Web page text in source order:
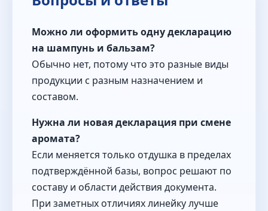
Можно ли оформить одну декларацию
на шампунь и бальзам?
Обычно нет, потому что это разные виды
продукции с разным назначением и
составом.
Нужна ли новая декларация при смене
аромата?
Если меняется только отдушка в пределах
подтверждённой базы, вопрос решают по
составу и области действия документа.
При заметных отличиях линейку лучше